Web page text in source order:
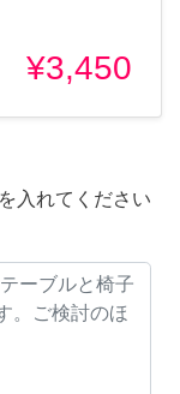
¥3,450
入れてください